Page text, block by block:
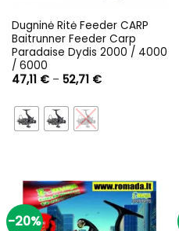
Dugninė Ritė Feeder CARP
Baitrunner Feeder Carp
Paradaise Dydis 2000 / 4000
/ 6000
47,11 € – 52,71 €Price
-20%